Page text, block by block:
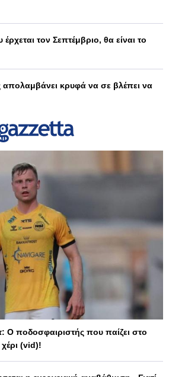
τον Σεπτέμβριο, θα είναι το
απολαμβάνει κρυφά να σε βλέπει να
Ο ποδοσφαιριστής που παίζει στο
(vid)!